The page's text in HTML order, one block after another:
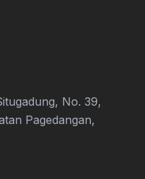
No. 39,
Pagedangan,